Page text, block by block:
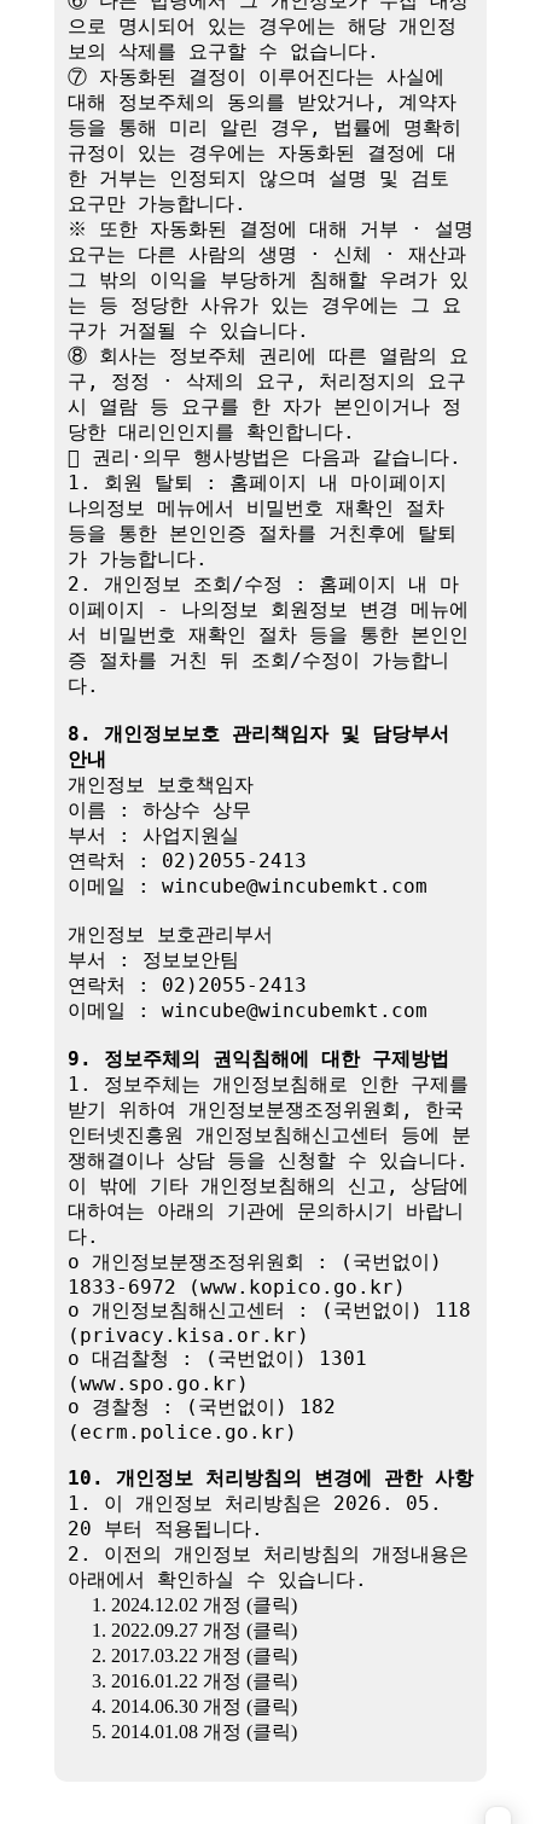
으로 명시되어 있는 경우에는 해당 개인정
보의 삭제를 요구할 수 없습니다.
⑦ 자동화된 결정이 이루어진다는 사실에
대해 정보주체의 동의를 받았거나, 계약자
등을 통해 미리 알린 경우, 법률에 명확히
규정이 있는 경우에는 자동화된 결정에 대
한 거부는 인정되지 않으며 설명 및 검토
요구만 가능합니다.
※ 또한 자동화된 결정에 대해 거부 · 설명
요구는 다른 사람의 생명 · 신체 · 재산과
그 밖의 이익을 부당하게 침해할 우려가 있
는 등 정당한 사유가 있는 경우에는 그 요
구가 거절될 수 있습니다.
⑧ 회사는 정보주체 권리에 따른 열람의 요
구, 정정 · 삭제의 요구, 처리정지의 요구
시 열람 등 요구를 한 자가 본인이거나 정
당한 대리인인지를 확인합니다.
 권리·의무 행사방법은 다음과 같습니다.
1. 회원 탈퇴 : 홈페이지 내 마이페이지
나의정보 메뉴에서 비밀번호 재확인 절차
등을 통한 본인인증 절차를 거친후에 탈퇴
가 가능합니다.
2. 개인정보 조회/수정 : 홈페이지 내 마
이페이지 - 나의정보 회원정보 변경 메뉴에
서 비밀번호 재확인 절차 등을 통한 본인인
증 절차를 거친 뒤 조회/수정이 가능합니
다.
8. 개인정보보호 관리책임자 및 담당부서
안내
개인정보 보호책임자
이름 : 하상수 상무
부서 : 사업지원실
연락처 : 02)2055-2413
이메일 : wincube@wincubemkt.com
개인정보 보호관리부서
부서 : 정보보안팀
연락처 : 02)2055-2413
이메일 : wincube@wincubemkt.com
9. 정보주체의 권익침해에 대한 구제방법
1. 정보주체는 개인정보침해로 인한 구제를
받기 위하여 개인정보분쟁조정위원회, 한국
인터넷진흥원 개인정보침해신고센터 등에 분
쟁해결이나 상담 등을 신청할 수 있습니다.
이 밖에 기타 개인정보침해의 신고, 상담에
대하여는 아래의 기관에 문의하시기 바랍니
다.
o 개인정보분쟁조정위원회 : (국번없이)
1833-6972 (www.kopico.go.kr)
o 개인정보침해신고센터 : (국번없이) 118
(privacy.kisa.or.kr)
o 대검찰청 : (국번없이) 1301
(www.spo.go.kr)
o 경찰청 : (국번없이) 182
(ecrm.police.go.kr)
10. 개인정보 처리방침의 변경에 관한 사항
1. 이 개인정보 처리방침은 2026. 05.
20 부터 적용됩니다.
2. 이전의 개인정보 처리방침의 개정내용은
아래에서 확인하실 수 있습니다.
1. 2024.12.02 개정 (클릭)
1. 2022.09.27 개정 (클릭)
2. 2017.03.22 개정 (클릭)
3. 2016.01.22 개정 (클릭)
4. 2014.06.30 개정 (클릭)
5. 2014.01.08 개정 (클릭)